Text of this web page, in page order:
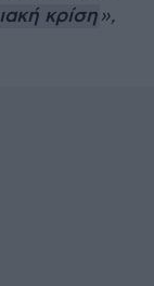
κρίση»,